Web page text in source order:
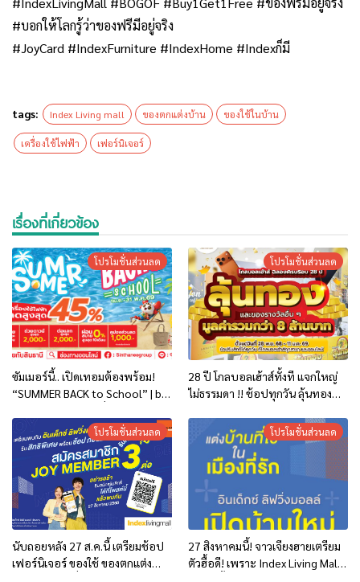
#บอกให้โลกรู้ว่าของฟรีมีอยู่จริง
#JoyCard #IndexFurniture #IndexHome #Indexก็มี
tags: Index Living mall ของตกแต่งบ้าน ของใช้ในบ้าน
เครื่องใช้ไฟฟ้า เฟอร์นิเจอร์
เรื่องที่เกี่ยวข้อง
โปรโมชั่นส่วนลด
ซัมเมอร์นี้.. เปิดเทอมต้องพร้อม!
“SUMMER BACK to School” | by
พ.ค. 69 !!
โปรโมชั่นส่วนลด
28 ปี โกลบอลเฮ้าส์ทั้งที แจกใหญ่
ไม่ธรรมดา !! ช้อปทุกวัน ลุ้นทอง
ของรางวัลอื่น ๆ รวมมูลค่ากว่า 8
ล้านบาท
โปรโมชั่นส่วนลด
นับถอยหลัง 27 ส.ค.นี้ เตรียมช้อป
เฟอร์นิเจอร์ ของใช้ ของตกแต่ง
โปรโมชั่นส่วนลด
27 สิงหาคมนี้! จาวเจียงฮายเตรียม
ตัวฮื้อดี! เพราะ Index Living Mall